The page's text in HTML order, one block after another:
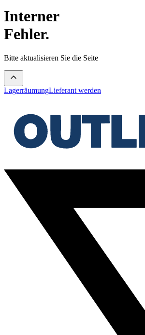
Interner
Fehler.
Bitte aktualisieren Sie die Seite
LagerräumungLieferant werden